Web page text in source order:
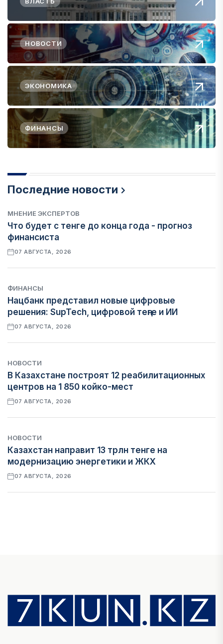
НОВОСТИ
ЭКОНОМИКА
ФИНАНСЫ
Последние новости
МНЕНИЕ ЭКСПЕРТОВ
Что будет с тенге до конца года - прогноз
финансиста
07 АВГУСТА, 2026
ФИНАНСЫ
Нацбанк представил новые цифровые
решения: SupTech, цифровой теңге и ИИ
07 АВГУСТА, 2026
НОВОСТИ
В Казахстане построят 12 реабилитационных
центров на 1 850 койко-мест
07 АВГУСТА, 2026
НОВОСТИ
Казахстан направит 13 трлн тенге на
модернизацию энергетики и ЖКХ
07 АВГУСТА, 2026
Денежно-кредитная политика влияет не
только на спрос, но и на предложение труда
07 АВГУСТА, 2026